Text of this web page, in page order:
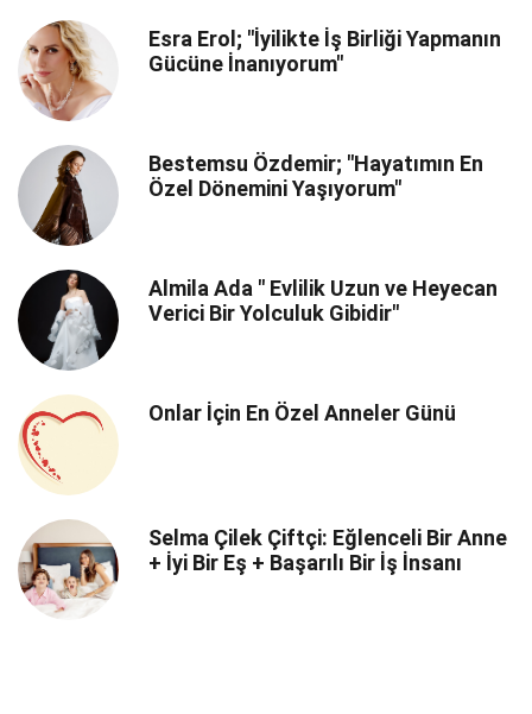
Esra Erol; "İyilikte İş Birliği Yapmanın
Gücüne İnanıyorum"
Bestemsu Özdemir; "Hayatımın En
Özel Dönemini Yaşıyorum"
Almila Ada " Evlilik Uzun ve Heyecan
Verici Bir Yolculuk Gibidir"
Onlar İçin En Özel Anneler Günü
Selma Çilek Çiftçi: Eğlenceli Bir Anne
+ İyi Bir Eş + Başarılı Bir İş İnsanı